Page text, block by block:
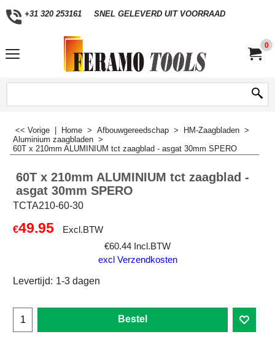
+31 320 253161 SNEL GELEVERD UIT VOORRAAD
0
<< Vorige Home > Afbouwgereedschap > HM-Zaagbladen >
Aluminium zaagbladen >
60T x 210mm ALUMINIUM tct zaagblad - asgat 30mm SPERO
60T x 210mm ALUMINIUM tct zaagblad -
asgat 30mm SPERO
TCTA210-60-30
€49.95
Excl.BTW
€60.44 Incl.BTW
excl Verzendkosten
Levertijd: 1-3 dagen
Bestel